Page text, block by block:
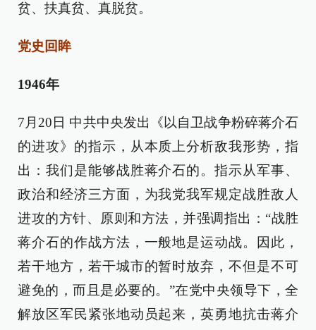
贫、扶真贫、真脱贫。
党史回眸
1946年
7月20日 中共中央发出《以自卫战争粉碎蒋介石
的进攻》的指示，从本质上分析敌我形势，指
出：我们是能够战胜蒋介石的。指示从军事、
政治和经济三方面，为我党我军规定战胜敌人
进攻的方针、原则和方法，并强调指出：“战胜
蒋介石的作战方法，一般地是运动战。因此，
若干地方，若干城市的暂时放弃，不但是不可
避免的，而且是必要的。”在党中央领导下，全
解放区军民紧张地动员起来，英勇地抗击蒋介